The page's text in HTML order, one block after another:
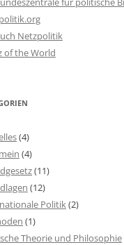
Netzpolitik
of the World
(4)
(4)
(11)
(12)
Politik (2)
(1)
Theorie und Philosophie